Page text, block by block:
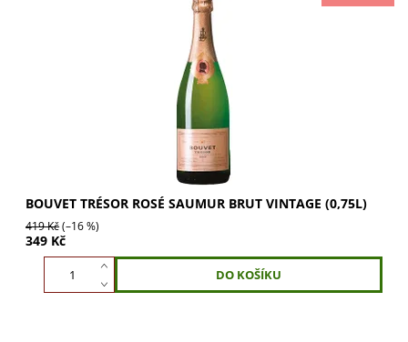
„Vzácné“ cuvée. Po dlouhých měsících v dubových sudech
získává Trésor Rosé jemnou sofistikovanou chuť. Má
lososově růžovou barvu a vůni fialových...
BOUVET TRÉSOR ROSÉ SAUMUR BRUT VINTAGE (0,75L)
419 Kč(–16 %)
349 Kč